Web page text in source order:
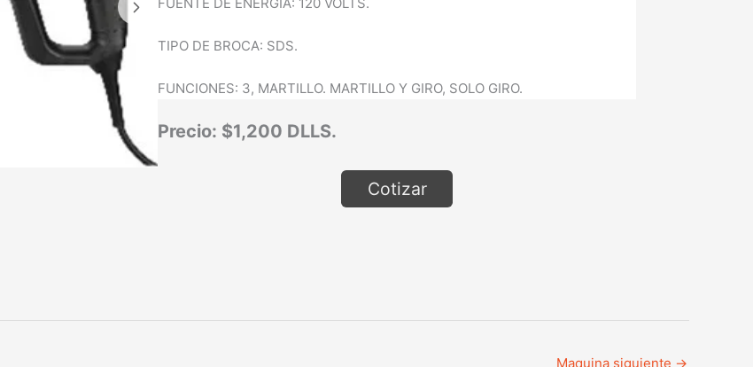
FUENTE DE ENERGIA: 120 VOLTS.
TIPO DE BROCA: SDS.
FUNCIONES: 3, MARTILLO. MARTILLO Y GIRO, SOLO GIRO.
Precio: $1,200 DLLS.
Cotizar
Maquina siguiente →